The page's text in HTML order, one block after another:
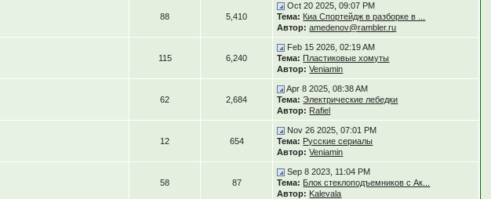
88 5,410
Oct 20 2025, 09:07 PM
Тема: Киа Спортейдж в разборке в ...
Автор: amedenov@rambler.ru
115 6,240
Feb 15 2026, 02:19 AM
Тема: Пластиковые хомуты
Автор: Veniamin
62 2,684
Apr 8 2025, 08:38 AM
Тема: Электрические лебедки
Автор: Rafiel
12 654
Nov 26 2025, 07:01 PM
Тема: Русские сериалы
Автор: Veniamin
58 87
Sep 8 2023, 11:04 PM
Тема: Блок стеклоподъемников с Ак...
Автор: Kalevala